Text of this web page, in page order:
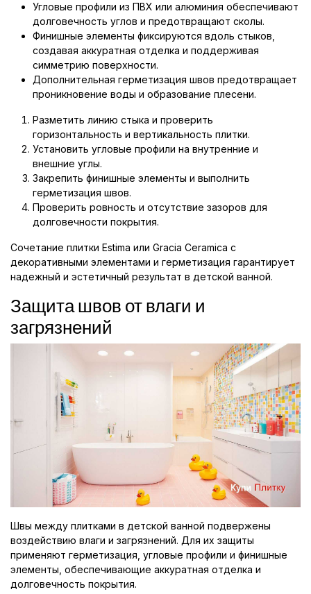
Угловые профили из ПВХ или алюминия обеспечивают
долговечность углов и предотвращают сколы.
Финишные элементы фиксируются вдоль стыков,
создавая аккуратная отделка и поддерживая
симметрию поверхности.
Дополнительная герметизация швов предотвращает
проникновение воды и образование плесени.
Разметить линию стыка и проверить
горизонтальность и вертикальность плитки.
Установить угловые профили на внутренние и
внешние углы.
Закрепить финишные элементы и выполнить
герметизация швов.
Проверить ровность и отсутствие зазоров для
долговечности покрытия.
Сочетание плитки Estima или Gracia Ceramica с
декоративными элементами и герметизация гарантирует
надежный и эстетичный результат в детской ванной.
Защита швов от влаги и
загрязнений
Швы между плитками в детской ванной подвержены
воздействию влаги и загрязнений. Для их защиты
применяют герметизация, угловые профили и финишные
элементы, обеспечивающие аккуратная отделка и
долговечность покрытия.